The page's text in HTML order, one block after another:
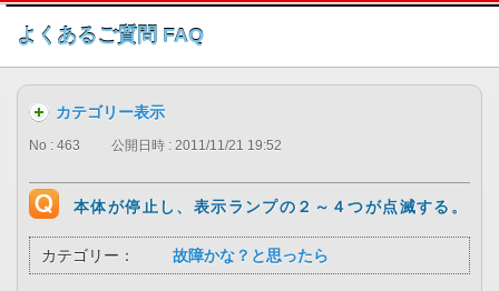
このページの本文へ
よくあるご質問 FAQ
カテゴリー表示
No : 463 公開日時 : 2011/11/21 19:52
本体が停止し、表示ランプの２～４つが点滅する。
カテゴリー： 故障かな？と思ったら